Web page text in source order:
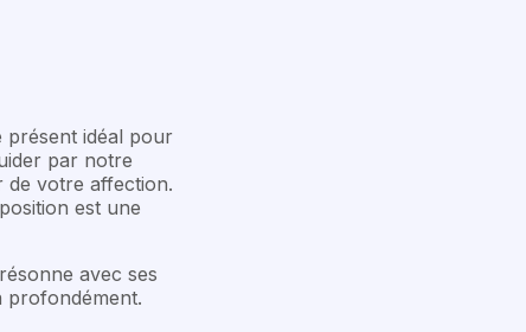
présent idéal pour
par notre
de votre affection.
est une
avec ses
profondément.